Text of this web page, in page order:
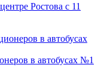
Ростова с 11
в автобусах №1